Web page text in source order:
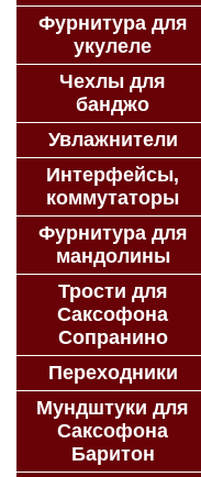
Фурнитура для
укулеле
Чехлы для
банджо
Увлажнители
Интерфейсы,
коммутаторы
Фурнитура для
мандолины
Трости для
Саксофона
Сопранино
Переходники
Мундштуки для
Саксофона
Баритон